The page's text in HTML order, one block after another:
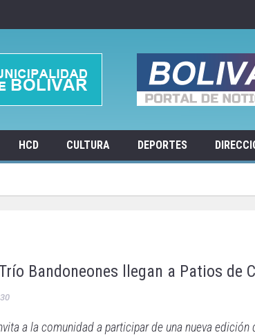
HCD CULTURA DEPORTES
Bandoneones llegan a Patios de
a la comunidad a participar de una nueva edición